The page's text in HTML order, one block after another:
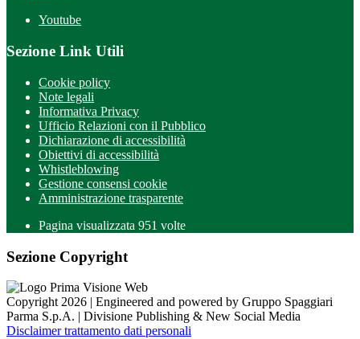
Youtube
Sezione Link Utili
Cookie policy
Note legali
Informativa Privacy
Ufficio Relazioni con il Pubblico
Dichiarazione di accessibilità
Obiettivi di accessibilità
Whistleblowing
Gestione consensi cookie
Amministrazione trasparente
Pagina visualizzata 951 volte
Sezione Copyright
Copyright 2026 | Engineered and powered by Gruppo Spaggiari
Parma S.p.A. | Divisione Publishing & New Social Media
Disclaimer trattamento dati personali